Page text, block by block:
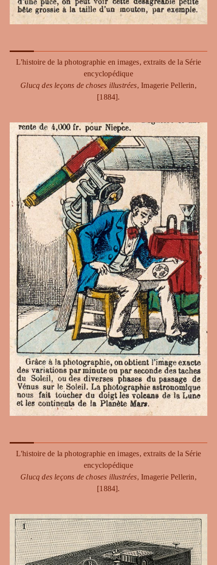
L'histoire de la photographie en images, extraits de la Série
encyclopédique
Glucq des leçons de choses illustrées, Imagerie Pellerin,
[1884].
L'histoire de la photographie en images, extraits de la Série
encyclopédique
Glucq des leçons de choses illustrées, Imagerie Pellerin,
[1884].